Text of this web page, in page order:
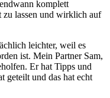
komplett
zu lassen und wirklich auf
leichter, weil es
ist. Mein Partner Sam,
Er hat Tipps und
geteilt und das hat echt